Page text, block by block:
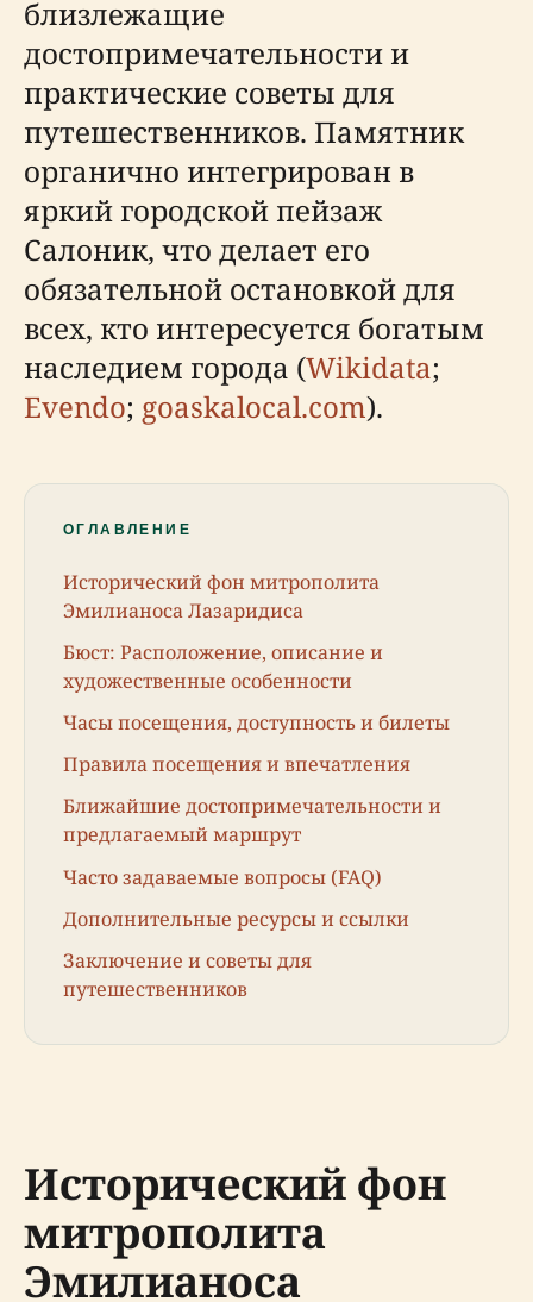
близлежащие
достопримечательности и
практические советы для
путешественников. Памятник
органично интегрирован в
яркий городской пейзаж
Салоник, что делает его
обязательной остановкой для
всех, кто интересуется богатым
наследием города (Wikidata;
Evendo; goaskalocal.com).
ОГЛАВЛЕНИЕ
Исторический фон митрополита
Эмилианоса Лазаридиса
Бюст: Расположение, описание и
художественные особенности
Часы посещения, доступность и билеты
Правила посещения и впечатления
Ближайшие достопримечательности и
предлагаемый маршрут
Часто задаваемые вопросы (FAQ)
Дополнительные ресурсы и ссылки
Заключение и советы для
путешественников
Исторический фон
митрополита
Эмилианоса